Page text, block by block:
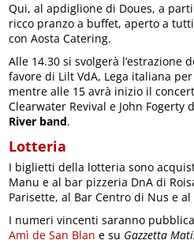
Qui, al apdiglione di Doues, a
ricco pranzo a buffet, aperto a
con Aosta Catering.
Alle 14.30 si svolgerà l’estrazione
favore di Lilt VdA, Lega italiana
mentre alle 15 avrà inizio il
Clearwater Revival e John
River band.
Lotteria
I biglietti della lotteria sono
Manu e al bar pizzeria DnA di
Parisette, al Bar Centro di Nus e
I numeri vincenti saranno
Amì de San Blan e su Gazzetta